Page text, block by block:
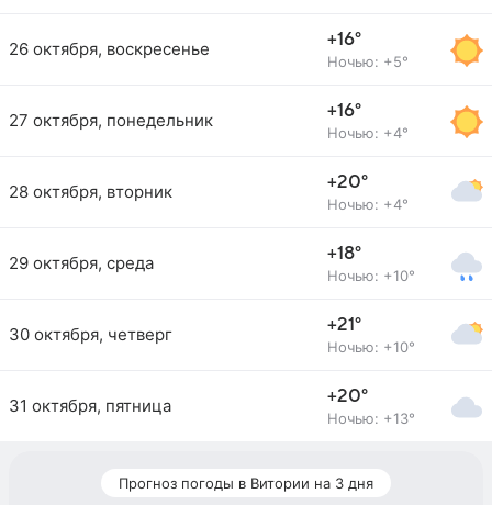
26 октября, воскресенье +16°
Ночью: +5°
27 октября, понедельник +16°
Ночью: +4°
28 октября, вторник +20°
Ночью: +4°
29 октября, среда +18°
Ночью: +10°
30 октября, четверг +21°
Ночью: +10°
31 октября, пятница +20°
Ночью: +13°
Прогноз погоды в Витории на 3 дня